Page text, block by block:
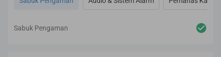
Sabuk Pengaman